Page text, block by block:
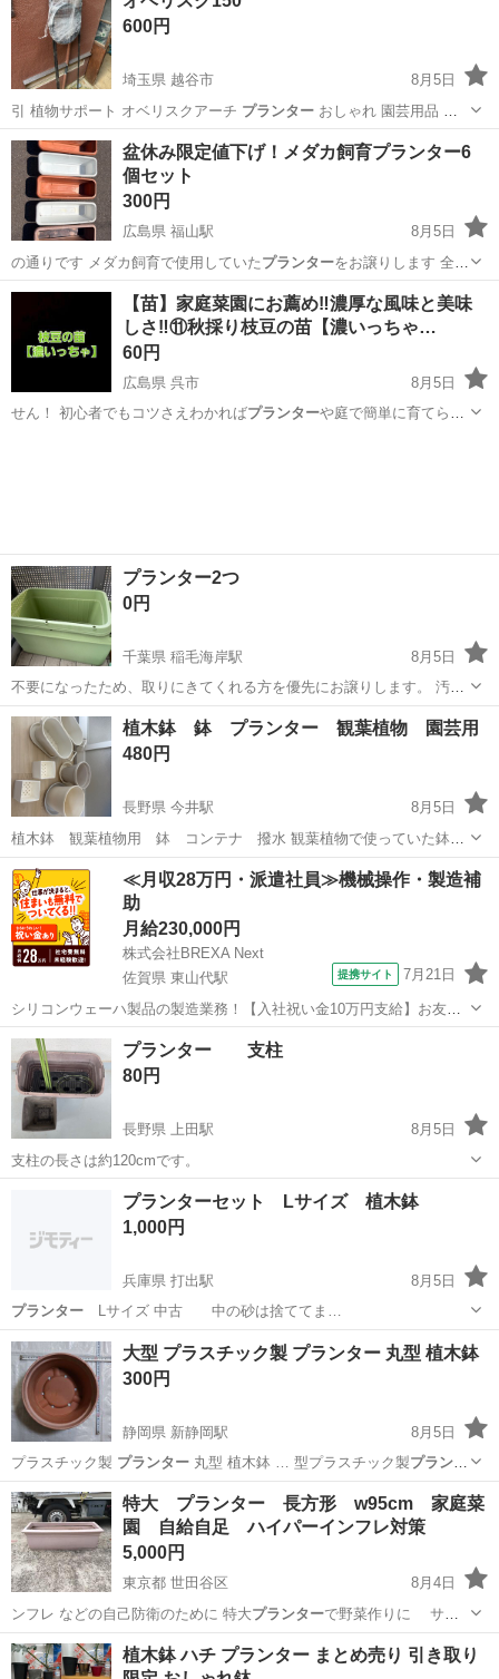
600円
埼玉県 越谷市
8月5日
引 植物サポート オベリスクアーチ プランターおしゃれ 園芸用品 植
物 鉢 庭園…
埼玉 越谷市 その他
盆休み限定値下げ！メダカ飼育プランター6
個セット
300円
広島県 福山駅
8月5日
の通りです メダカ飼育で使用していた プランターをお譲りします 全て
水抜き穴を栓と…
広島 福山市 福山駅 その他
【苗】家庭菜園にお薦め‼️濃厚な風味と美味
しさ‼️⑪秋採り枝豆の苗【濃いっちゃ…
60円
広島県 呉市
8月5日
せん！ 初心者でもコツさえわかればプランターや庭で簡単に育てられ
プランター2つ
0円
千葉県 稲毛海岸駅
8月5日
不要になったため、取りにきてくれる方を優先にお譲りします。 汚れ
など特に清掃しませんのでそのままでも良い方 一つだけの場合検討し
ますのでご連絡ください。 まとめて引き取っていただける方を優先さ
せていただきます。
千葉 千葉市 稲毛海岸駅 家庭用品
植木鉢 鉢 プランター 観葉植物 園芸用
480円
長野県 今井駅
8月5日
植木鉢 観葉植物用 鉢 コンテナ 撥水 観葉植物で使っていた鉢で
す。 大きくなって植え替えたのでお譲りします。 値段交渉もOKで
す！
長野 長野市 今井駅 その他
≪月収28万円・派遣社員≫機械操作・製造補
助
月給230,000円
株式会社BREXA Next
佐賀県 東山代駅
提携サイト 7月21日
シリコンウェーハ製品の製造業務！【入社祝い金10万円支給】お友達
やカップルとの応募OK◎年間休日129日＆休出なしでプライベート充
実♪業務はクリーンルームで快適作業◎自社正社員登用制度あり★1食
300円～の格安食堂あり！《佐...
佐賀 伊万里市 東山代駅 その他
プランター 支柱
80円
長野県 上田駅
8月5日
支柱の長さは約120cmです。
上田駅 その他
プランターセット Lサイズ 植木鉢
1,000円
兵庫県 打出駅
8月5日
プランターLサイズ 中古 中の砂は捨ててま…
兵庫 芦屋市 打出駅 プランター
大型 プラスチック製 プランター 丸型 植木鉢
300円
静岡県 新静岡駅
8月5日
プラスチック製 プランター丸型 植木鉢 … 型プラスチック製プランタ
ー
（丸型）です。 … さい！ #プランター#植木鉢 #鉢…
静岡 静岡市 新静岡駅 その他
特大 プランター 長方形 w95cm 家庭菜
園 自給自足 ハイパーインフレ対策
5,000円
東京都 世田谷区
8月4日
ンフレ などの自己防衛のために 特大プランターで野菜作りに サイ
ズ w95D38…
東京 世田谷区 家庭用品 プランター
植木鉢 ハチ プランター まとめ売り 引き取り